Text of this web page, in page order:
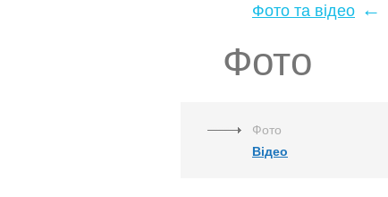
Фото та відео ←
Фото
Фото
Відео